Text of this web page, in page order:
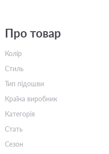
Про товар
Колір
Стиль
Тип підошви
Країна виробник
Категорія
Стать
Сезон